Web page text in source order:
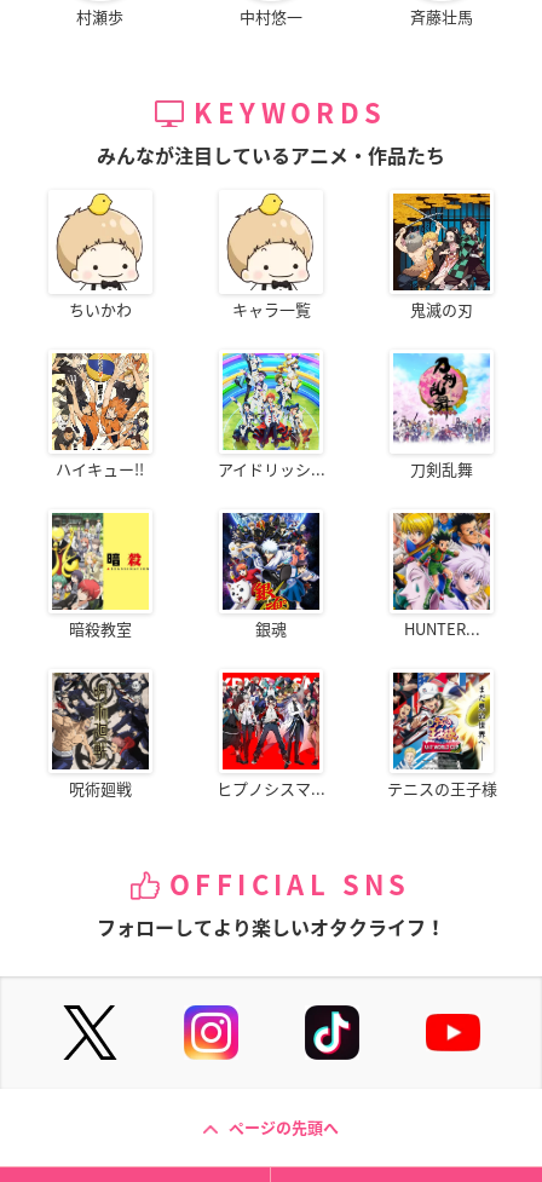
村瀬歩 中村悠一 斉藤壮馬
KEYWORDS
みんなが注目しているアニメ・作品たち
ちいかわ キャラ一覧 鬼滅の刃
ハイキュー!! アイドリッシ... 刀剣乱舞
暗殺教室 銀魂 HUNTER...
呪術廻戦 ヒプノシスマ... テニスの王子様
OFFICIAL SNS
フォローしてより楽しいオタクライフ！
ページの先頭へ